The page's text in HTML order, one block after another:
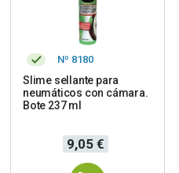
Nº 8180
Slime sellante para
neumáticos con cámara.
Bote 237 ml
Precio
9,05 €